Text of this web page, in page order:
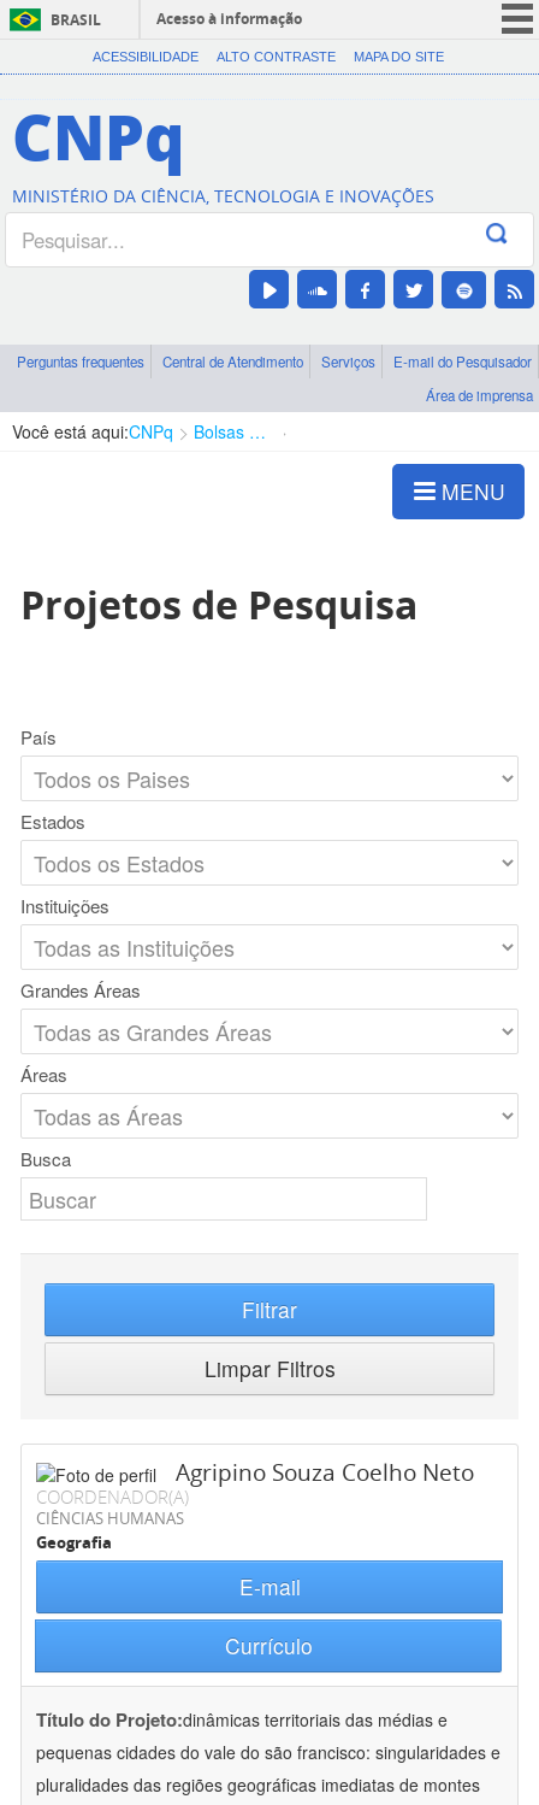
BRASIL
Acesso à informação
CORONAVÍRUS (COVID-19)
Canais
ACESSIBILIDADE ALTO CONTRASTE MAPA DO SITE
CNPq
MINISTÉRIO DA CIÊNCIA, TECNOLOGIA E INOVAÇÕES
Perguntas frequentes Central de Atendimento Serviços
E-mail do Pesquisador
Área de imprensa
Você está aqui:CNPq Bolsas e Auxílios Vigentes
MENU
Projetos de Pesquisa
País
Estados
Instituições
Grandes Áreas
Áreas
Busca
Filtrar
Limpar Filtros
Agripino Souza Coelho Neto
COORDENADOR(A)
CIÊNCIAS HUMANAS
Geografia
E-mail
Currículo
Título do Projeto:dinâmicas territoriais das médias e
pequenas cidades do vale do são francisco: singularidades e
pluralidades das regiões geográficas imediatas de montes